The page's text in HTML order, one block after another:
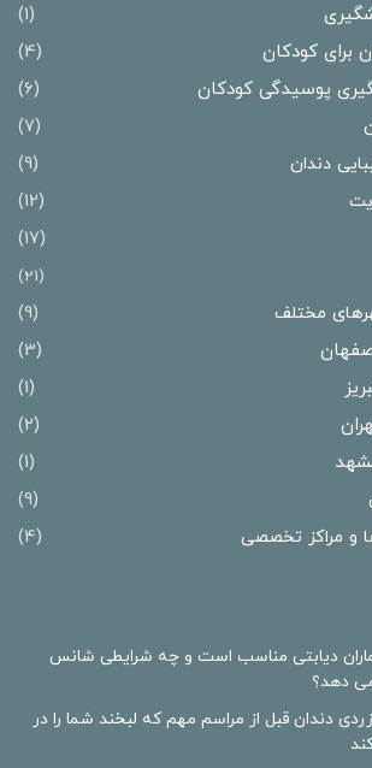
(1)
برای کودکان
(4)
پوسیدگی کودکان
(6)
(7)
دندان
(9)
(12)
(17)
(21)
مختلف
(9)
(3)
(1)
(2)
(1)
(9)
و مراکز تخصصی
(4)
دیابتی مناسب است و چه شرایطی شانس
دهد؟
دندان قبل از مراسم مهم که لبخند شما را در